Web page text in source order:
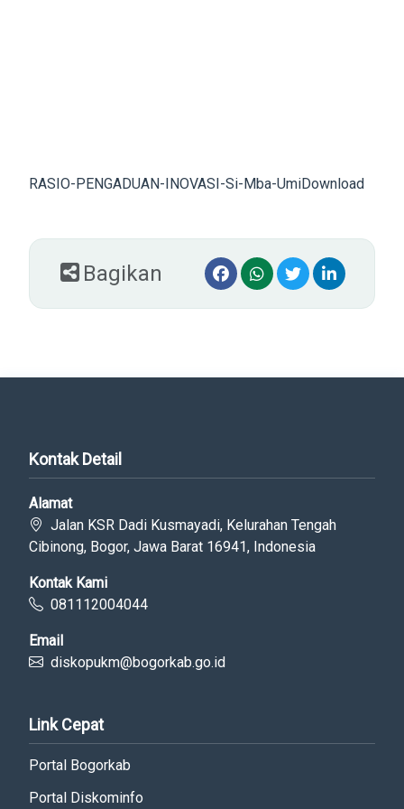
RASIO-PENGADUAN-INOVASI-Si-Mba-UmiDownload
Bagikan
Kontak Detail
Alamat
Jalan KSR Dadi Kusmayadi, Kelurahan Tengah
Cibinong, Bogor, Jawa Barat 16941, Indonesia
Kontak Kami
081112004044
Email
diskopukm@bogorkab.go.id
Link Cepat
Portal Bogorkab
Portal Diskominfo